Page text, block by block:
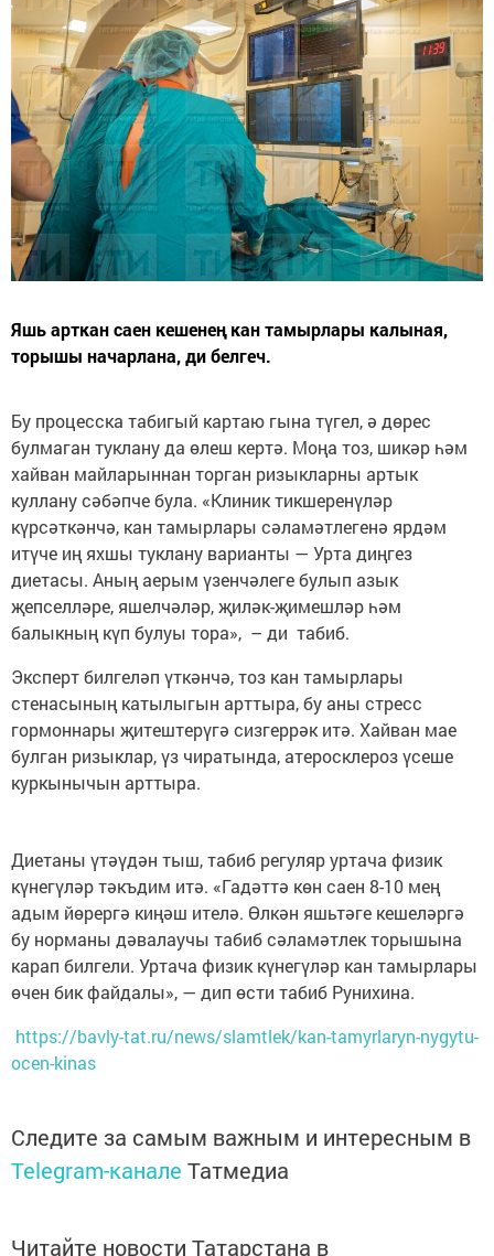
Яшь арткан саен кешенең кан тамырлары калыная,
торышы начарлана, ди белгеч.
Бу процесска табигый картаю гына түгел, ә дөрес
булмаган туклану да өлеш кертә. Моңа тоз, шикәр һәм
хайван майларыннан торган ризыкларны артык
куллану сәбәпче була. «Клиник тикшеренүләр
күрсәткәнчә, кан тамырлары сәламәтлегенә ярдәм
итүче иң яхшы туклану варианты — Урта диңгез
диетасы. Аның аерым үзенчәлеге булып азык
җепселләре, яшелчәләр, җиләк-җимешләр һәм
балыкның күп булуы тора», – ди табиб.
Эксперт билгеләп үткәнчә, тоз кан тамырлары
стенасының катылыгын арттыра, бу аны стресс
гормоннары җитештерүгә сизгеррәк итә. Хайван мае
булган ризыклар, үз чиратында, атеросклероз үсеше
куркынычын арттыра.
Диетаны үтәүдән тыш, табиб регуляр уртача физик
күнегүләр тәкъдим итә. «Гадәттә көн саен 8-10 мең
адым йөрергә киңәш ителә. Өлкән яшьтәге кешеләргә
бу норманы дәвалаучы табиб сәламәтлек торышына
карап билгели. Уртача физик күнегүләр кан тамырлары
өчен бик файдалы», — дип өсти табиб Рунихина.
https://bavly-tat.ru/news/slamtlek/kan-tamyrlaryn-nygytu-
ocen-kinas
Следите за самым важным и интересным в
Telegram-канале Татмедиа
Читайте новости Татарстана в